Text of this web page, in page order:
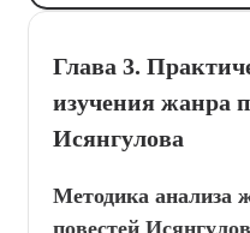
Глава 3.
изучения жанра
Исянгулова
Методика анализа
повестей